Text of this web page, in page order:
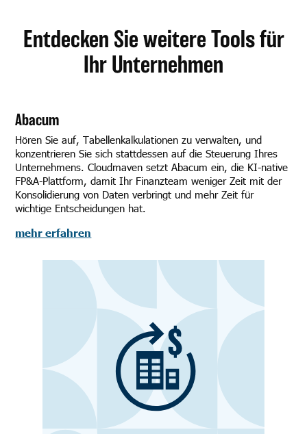
Entdecken Sie weitere Tools für
Ihr Unternehmen
Abacum
Hören Sie auf, Tabellenkalkulationen zu verwalten, und
konzentrieren Sie sich stattdessen auf die Steuerung Ihres
Unternehmens. Cloudmaven setzt Abacum ein, die KI-native
FP&A-Plattform, damit Ihr Finanzteam weniger Zeit mit der
Konsolidierung von Daten verbringt und mehr Zeit für
wichtige Entscheidungen hat.
mehr erfahren